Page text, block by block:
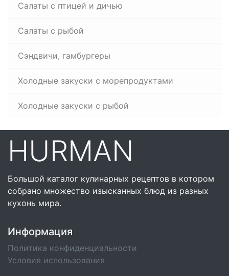
Салаты с птицей и дичью
Салаты с рыбой
Сэндвичи, гамбургеры
Холодные закуски с морепродуктами
Холодные закуски с рыбой
HURMAN
Большой каталог кулинарных рецептов в котором
собрано множество изысканных блюд из разных
кухонь мира.
Информация
Политика конфиденциальности
Условия использования